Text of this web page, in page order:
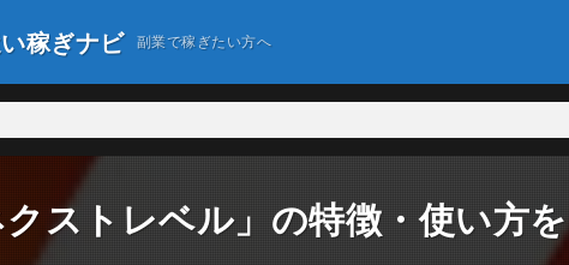
稼ぎナビ 副業で稼ぎたい方へ
ストレベル」の特徴・使い方を